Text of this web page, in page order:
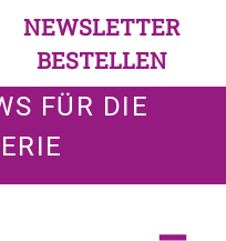
NEWSLETTER
BESTELLEN
FÜR DIE